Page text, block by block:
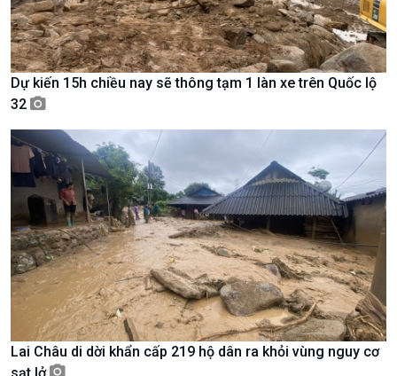
Chát với người nổi tiếng
Câu chuyện Thể thao
Video
Infographic
E-Magazine
Podcast
Góc nhìn VOV1
Dự kiến 15h chiều nay sẽ thông tạm 1 làn xe trên Quốc lộ
32
Lai Châu di dời khẩn cấp 219 hộ dân ra khỏi vùng nguy cơ
sạt lở